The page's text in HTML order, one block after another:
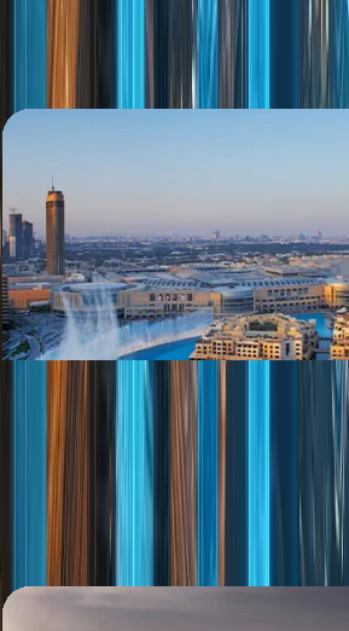
بررسی منطقه
Al Rashidiya
بررسی منطقه